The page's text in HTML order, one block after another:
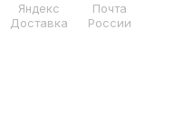
Яндекс
Доставка
Почта
России